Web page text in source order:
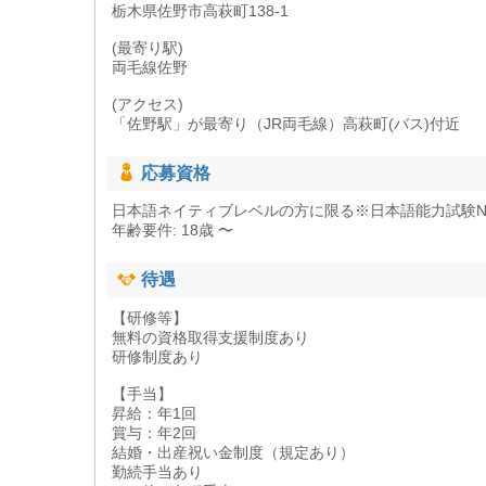
栃木県佐野市高萩町138-1
(最寄り駅)
両毛線佐野
(アクセス)
「佐野駅」が最寄り（JR両毛線）高萩町(バス)付近
応募資格
日本語ネイティブレベルの方に限る※日本語能力試験
年齢要件: 18歳 〜
待遇
【研修等】
無料の資格取得支援制度あり
研修制度あり
【手当】
昇給：年1回
賞与：年2回
結婚・出産祝い金制度（規定あり）
勤続手当あり